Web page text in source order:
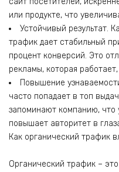
или продукте, что
Устойчивый результат.
трафик дает стабильный
процент конверсий. Это
рекламы, которая
Повышение
часто попадает в топ
запоминают компанию, что
повышает авторитет в
Как органический трафик
Органический трафик –